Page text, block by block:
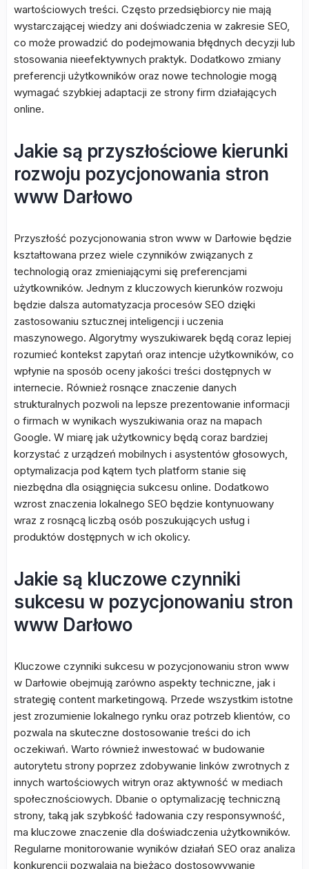
wartościowych treści. Często przedsiębiorcy nie mają
wystarczającej wiedzy ani doświadczenia w zakresie SEO,
co może prowadzić do podejmowania błędnych decyzji lub
stosowania nieefektywnych praktyk. Dodatkowo zmiany
preferencji użytkowników oraz nowe technologie mogą
wymagać szybkiej adaptacji ze strony firm działających
online.
Jakie są przyszłościowe kierunki
rozwoju pozycjonowania stron
www Darłowo
Przyszłość pozycjonowania stron www w Darłowie będzie
kształtowana przez wiele czynników związanych z
technologią oraz zmieniającymi się preferencjami
użytkowników. Jednym z kluczowych kierunków rozwoju
będzie dalsza automatyzacja procesów SEO dzięki
zastosowaniu sztucznej inteligencji i uczenia
maszynowego. Algorytmy wyszukiwarek będą coraz lepiej
rozumieć kontekst zapytań oraz intencje użytkowników, co
wpłynie na sposób oceny jakości treści dostępnych w
internecie. Również rosnące znaczenie danych
strukturalnych pozwoli na lepsze prezentowanie informacji
o firmach w wynikach wyszukiwania oraz na mapach
Google. W miarę jak użytkownicy będą coraz bardziej
korzystać z urządzeń mobilnych i asystentów głosowych,
optymalizacja pod kątem tych platform stanie się
niezbędna dla osiągnięcia sukcesu online. Dodatkowo
wzrost znaczenia lokalnego SEO będzie kontynuowany
wraz z rosnącą liczbą osób poszukujących usług i
produktów dostępnych w ich okolicy.
Jakie są kluczowe czynniki
sukcesu w pozycjonowaniu stron
www Darłowo
Kluczowe czynniki sukcesu w pozycjonowaniu stron www
w Darłowie obejmują zarówno aspekty techniczne, jak i
strategię content marketingową. Przede wszystkim istotne
jest zrozumienie lokalnego rynku oraz potrzeb klientów, co
pozwala na skuteczne dostosowanie treści do ich
oczekiwań. Warto również inwestować w budowanie
autorytetu strony poprzez zdobywanie linków zwrotnych z
innych wartościowych witryn oraz aktywność w mediach
społecznościowych. Dbanie o optymalizację techniczną
strony, taką jak szybkość ładowania czy responsywność,
ma kluczowe znaczenie dla doświadczenia użytkowników.
Regularne monitorowanie wyników działań SEO oraz analiza
konkurencji pozwalają na bieżąco dostosowywanie